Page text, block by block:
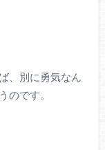
、別に勇気なん
のです。